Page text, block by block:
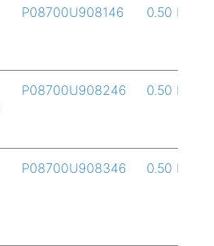
P08700U908146 0.50 L
P08700U908246 0.50 L
P08700U908346 0.50 L